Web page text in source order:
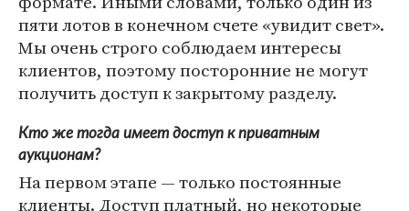
пяти лотов в конечном счете «увидит свет».
Мы очень строго соблюдаем интересы
клиентов, поэтому посторонние не могут
получить доступ к закрытому разделу.
Кто же тогда имеет доступ к приватным
аукционам?
На первом этапе — только постоянные
клиенты. Доступ платный, но некоторые